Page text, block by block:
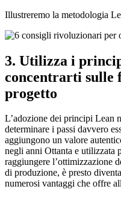
Illustreremo la metodologia
3. Utilizza i
concentrarti sulle
progetto
L’adozione dei principi Lean
determinare i passi davvero
aggiungono un valore
negli anni Ottanta e utilizzata
raggiungere l’ottimizzazione
di produzione, è presto
numerosi vantaggi che offre